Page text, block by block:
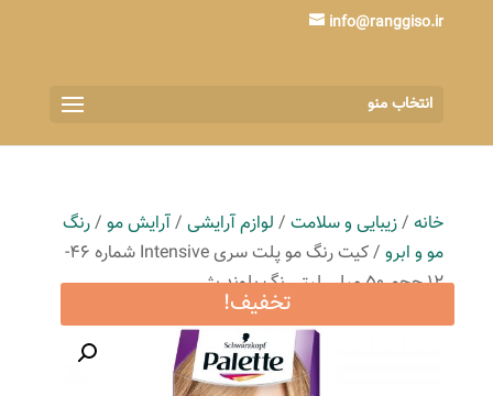
info@ranggiso.ir
انتخاب منو
خانه/زیبایی و سلامت/ لوازم آرایشی/آرایش مو/رنگ
مو و ابرو
/ کیت رنگ مو پلت سری Intensive شماره 46-
12 حجم 50 میلی لیتر رنگ بلوند بژ
تخفیف!